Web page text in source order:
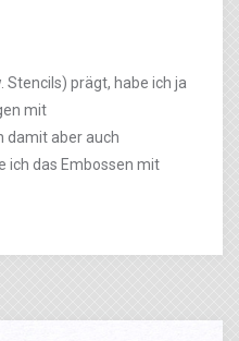
prägt, habe ich ja
mit
damit aber auch
ich das Embossen mit